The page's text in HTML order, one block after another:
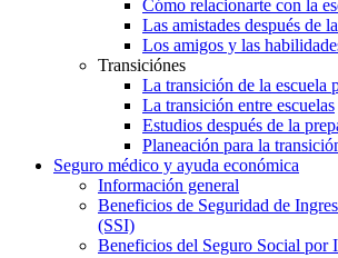
Cómo relacionarte con la
Las amistades después de
Los amigos y las
Transiciónes
La transición de la escuela
La transición entre escuelas
Estudios después de la
Planeación para la
Seguro médico y ayuda económica
Información general
Beneficios de Seguridad de
(SSI)
Beneficios del Seguro Social por